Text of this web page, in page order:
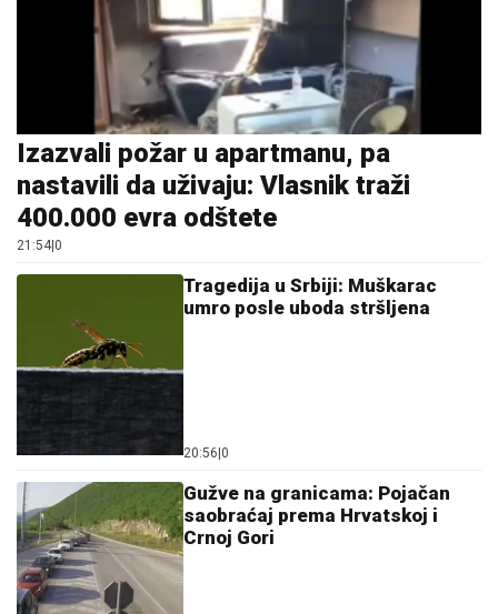
Izazvali požar u apartmanu, pa
nastavili da uživaju: Vlasnik traži
400.000 evra odštete
Tragedija u Srbiji: Muškarac
umro posle uboda stršljena
13:27|0